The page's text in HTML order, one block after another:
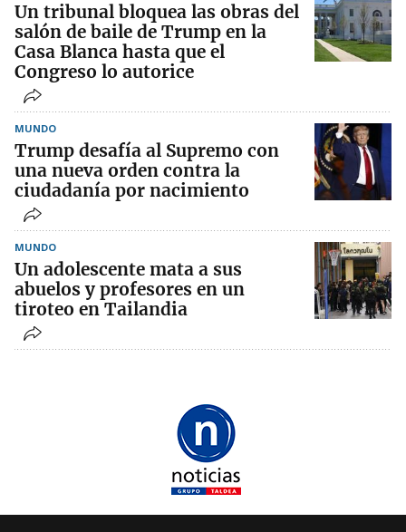
Un tribunal bloquea las obras del
salón de baile de Trump en la
Casa Blanca hasta que el
Congreso lo autorice
MUNDO
Trump desafía al Supremo con
una nueva orden contra la
ciudadanía por nacimiento
MUNDO
Un adolescente mata a sus
abuelos y profesores en un
tiroteo en Tailandia